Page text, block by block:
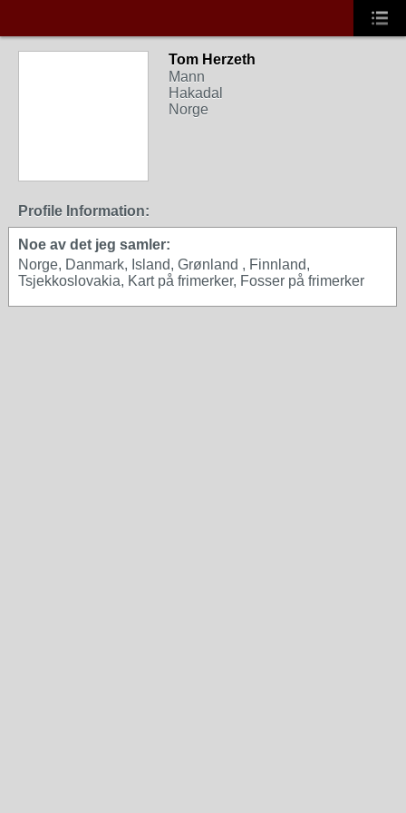
Tom Herzeth
Mann
Hakadal
Norge
Profile Information:
Noe av det jeg samler:
Norge, Danmark, Island, Grønland , Finnland,
Tsjekkoslovakia, Kart på frimerker, Fosser på frimerker